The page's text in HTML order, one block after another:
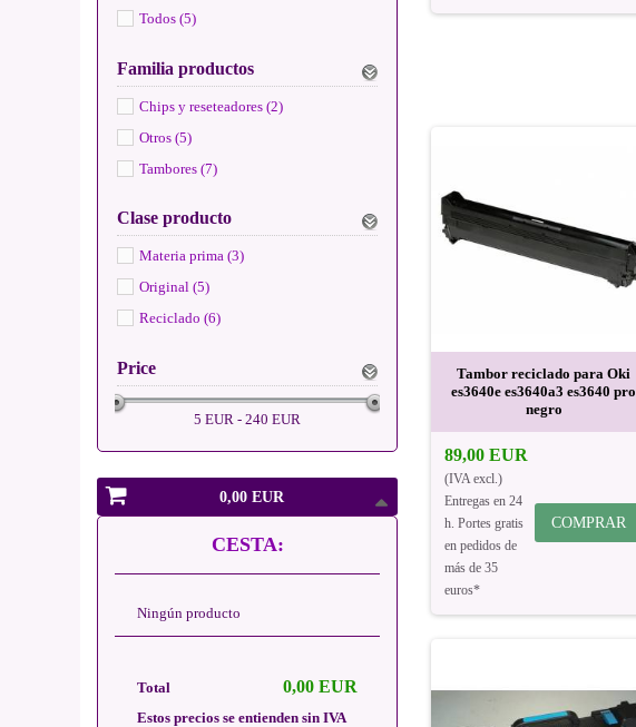
Todos (5)
Familia productos
Chips y reseteadores (2)
Otros (5)
Tambores (7)
Clase producto
Materia prima (3)
Original (5)
Reciclado (6)
Price
5 EUR - 240 EUR
0,00 EUR
CESTA:
Ningún producto
0,00 EUR
Total
Estos precios se entienden sin IVA
Tambor reciclado para Oki
es3640e es3640a3 es3640 pro
negro
89,00 EUR
(IVA excl.)
Entregas en 24
h. Portes gratis
en pedidos de
más de 35
euros*
COMPRAR